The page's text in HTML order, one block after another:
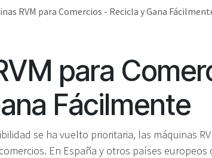
RVM para Comercios - Recicla y Gana
para
Fácilmente
se ha vuelto prioritaria, las máquinas
En España y otros países europeos